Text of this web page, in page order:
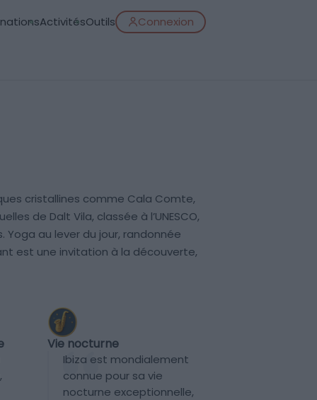
ActivitésOutils Connexion
cristallines comme Cala Comte,
de Dalt Vila, classée à l’UNESCO,
au lever du jour, randonnée
est une invitation à la découverte,
Vie nocturne
Ibiza est mondialement
connue pour sa vie
nocturne exceptionnelle,